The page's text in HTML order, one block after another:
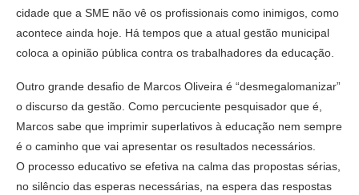
cidade que a SME não vê os profissionais como inimigos, como
acontece ainda hoje. Há tempos que a atual gestão municipal
coloca a opinião pública contra os trabalhadores da educação.
Outro grande desafio de Marcos Oliveira é “desmegalomanizar”
o discurso da gestão. Como percuciente pesquisador que é,
Marcos sabe que imprimir superlativos à educação nem sempre
é o caminho que vai apresentar os resultados necessários.
O processo educativo se efetiva na calma das propostas sérias,
no silêncio das esperas necessárias, na espera das respostas